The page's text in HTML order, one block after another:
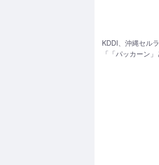
KDDI、沖縄セル
「「パッカーン